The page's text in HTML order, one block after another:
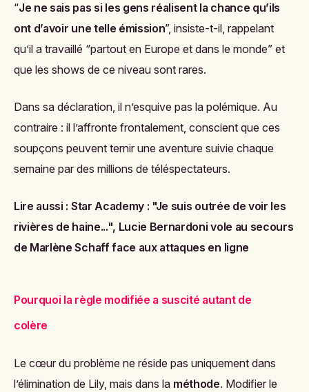
“Je ne sais pas si les gens réalisent la chance qu’ils
ont d’avoir une telle émission”, insiste-t-il, rappelant
qu’il a travaillé “partout en Europe et dans le monde” et
que les shows de ce niveau sont rares.
Dans sa déclaration, il n’esquive pas la polémique. Au
contraire : il l’affronte frontalement, conscient que ces
soupçons peuvent ternir une aventure suivie chaque
semaine par des millions de téléspectateurs.
Lire aussi : Star Academy : "Je suis outrée de voir les
rivières de haine...", Lucie Bernardoni vole au secours
de Marlène Schaff face aux attaques en ligne
Pourquoi la règle modifiée a suscité autant de
colère
Le cœur du problème ne réside pas uniquement dans
l’élimination de Lily, mais dans la méthode. Modifier le